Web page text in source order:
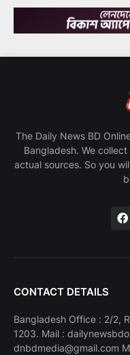
The Daily News BD
Bangladesh. We
actual sources. So you
CONTACT DETAILS
Bangladesh Office : 2/2,
1203. Mail :
dnbdmedia@gmail.com